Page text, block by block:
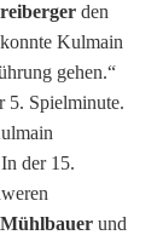
den
Kulmain
gehen.“
5. Spielminute.
der 15.
und